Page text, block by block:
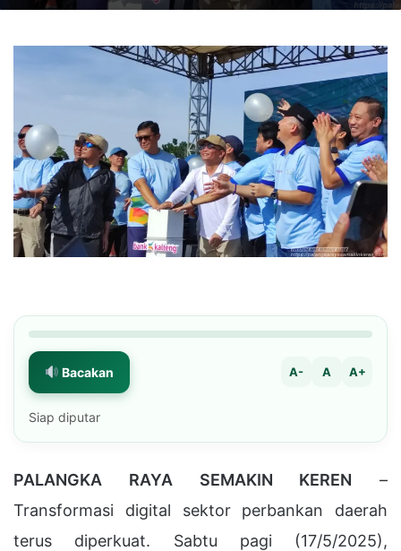
Bacakan A- A A+
Siap diputar
PALANGKA RAYA SEMAKIN KEREN –
Transformasi digital sektor perbankan daerah
terus diperkuat. Sabtu pagi (17/5/2025),